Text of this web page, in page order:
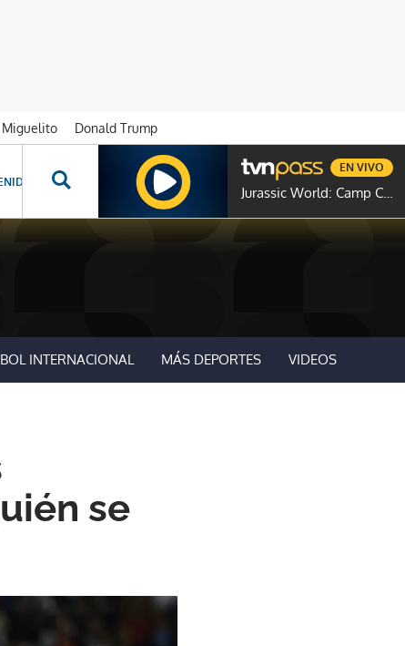
Miguelito
Donald Trump
ESPECIALES NOVELAS GENTE TVN
Jurassic World: Camp Cretaceous
EN VIVO
INTERNACIONAL MÁS DEPORTES VIDEOS
se